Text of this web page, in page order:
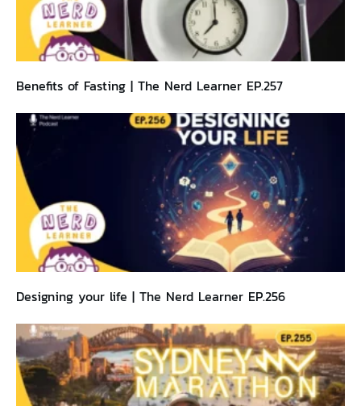
Benefits of Fasting | The Nerd Learner EP.257
Designing your life | The Nerd Learner EP.256